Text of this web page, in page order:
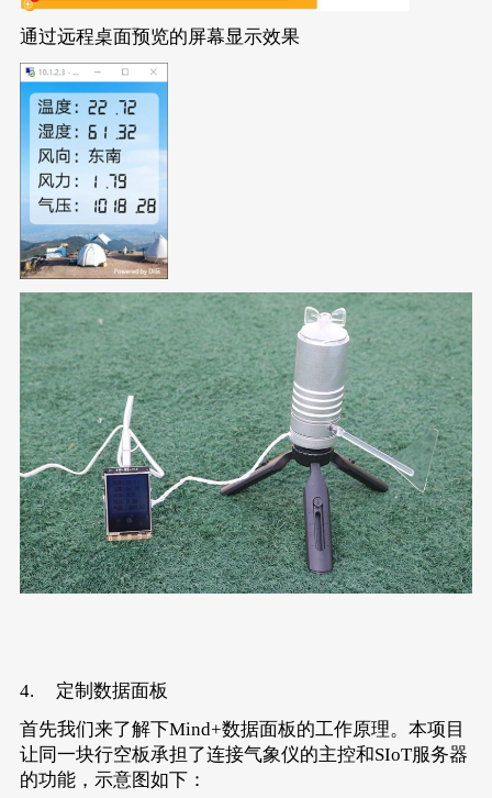
通过远程桌面预览的屏幕显示效果
4. 定制数据面板
首先我们来了解下Mind+数据面板的工作原理。本项目
让同一块行空板承担了连接气象仪的主控和SIoT服务器
的功能，示意图如下：